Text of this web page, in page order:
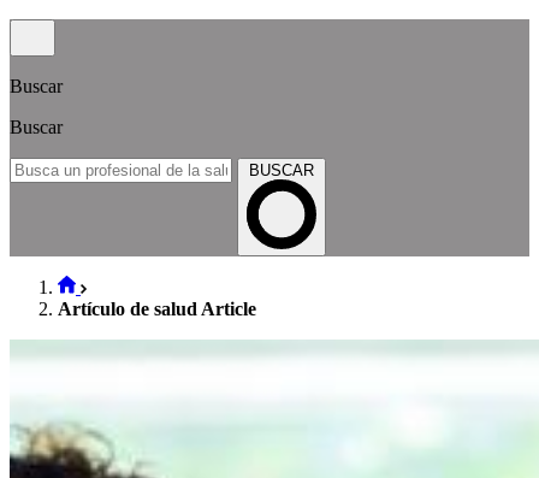
Buscar
Buscar
BUSCAR
Artículo de salud Article